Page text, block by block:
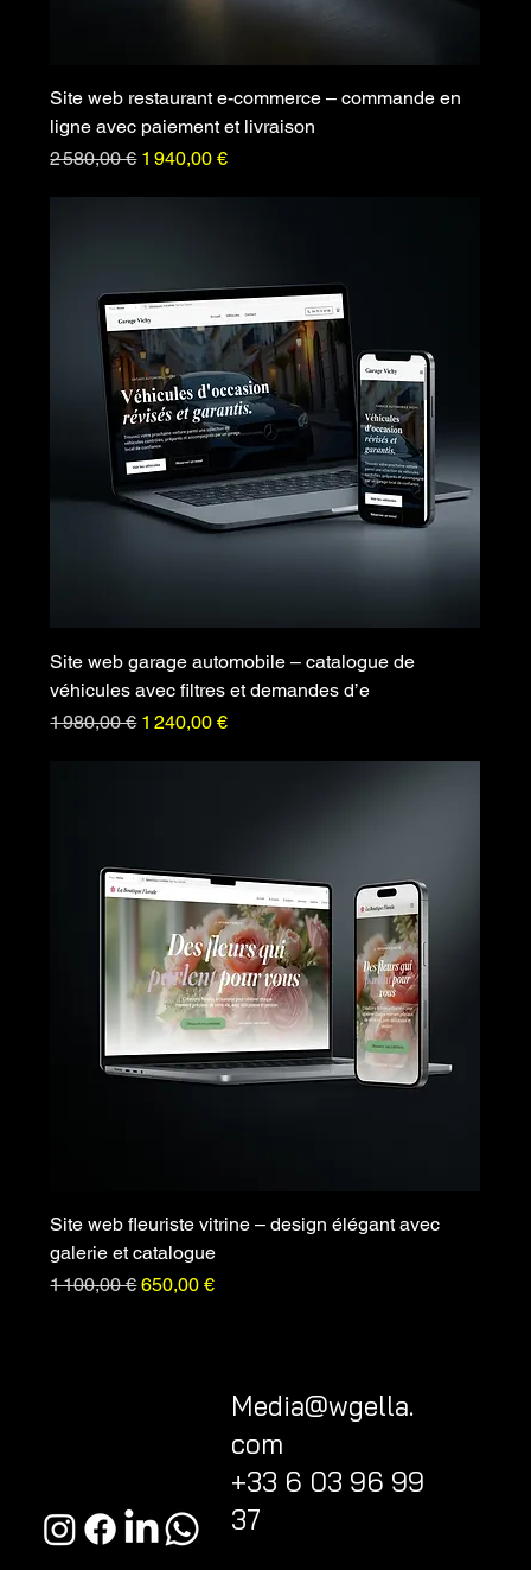
Site web restaurant e-commerce – commande en
ligne avec paiement et livraison
Prix original
2 580,00 € Prix promotionnel
1 940,00 €
Site web garage automobile – catalogue de
véhicules avec filtres et demandes d’e
Prix original
1 980,00 € Prix promotionnel
1 240,00 €
Site web fleuriste vitrine – design élégant avec
galerie et catalogue
Prix original
1 100,00 €Prix promotionnel
650,00 €
Media@wgella.
com
+33 6 03 96 99
37